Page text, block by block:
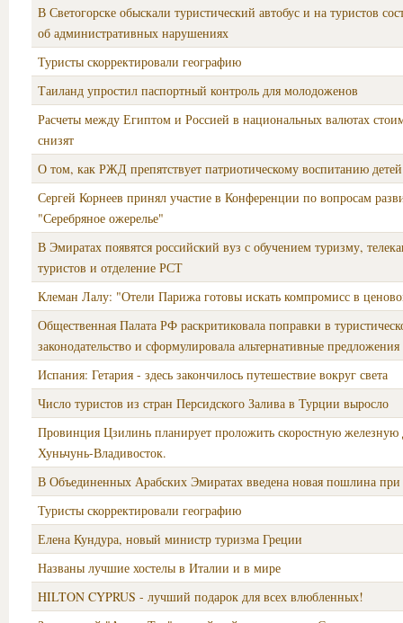
В Светогорске обыскали туристический автобус и на туристов
об административных нарушениях
Туристы скорректировали географию
Таиланд упростил паспортный контроль для молодоженов
Расчеты между Египтом и Россией в национальных валютах
снизят
О том, как РЖД препятствует патриотическому воспитанию детей
Сергей Корнеев принял участие в Конференции по вопросам
"Серебряное ожерелье"
В Эмиратах появятся российский вуз с обучением туризму,
туристов и отделение РСТ
Клеман Лалу: "Отели Парижа готовы искать компромисс в
Общественная Палата РФ раскритиковала поправки в
законодательство и сформулировала альтернативные предложения
Испания: Гетария - здесь закончилось путешествие вокруг света
Число туристов из стран Персидского Залива в Турции выросло
Провинция Цзилинь планирует проложить скоростную железную
Хуньчунь-Владивосток.
В Объединенных Арабских Эмиратах введена новая пошлина
Туристы скорректировали географию
Елена Кундура, новый министр туризма Греции
Названы лучшие хостелы в Италии и в мире
HILTON CYPRUS - лучший подарок для всех влюбленных!